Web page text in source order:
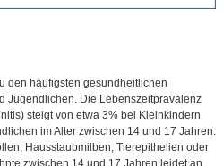
den häufigsten gesundheitlichen
Jugendlichen. Die Lebenszeitprävalenz
steigt von etwa 3% bei Kleinkindern
im Alter zwischen 14 und 17 Jahren.
Hausstaubmilben, Tierepithelien oder
zwischen 14 und 17 Jahren leidet an